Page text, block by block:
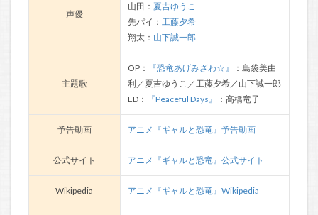
声優
山田： 夏吉ゆうこ
先パイ： 工藤夕希
翔太： 山下誠一郎
主題歌
OP： 『恐竜あげみざわ☆』
：島袋美由
利／夏吉ゆうこ／工藤夕希／山下誠一郎
ED：
『Peaceful Days』 ：高橋竜子
予告動画 アニメ『ギャルと恐竜』予告動画
公式サイト アニメ『ギャルと恐竜』公式サイト
Wikipedia アニメ『ギャルと恐竜』Wikipedia